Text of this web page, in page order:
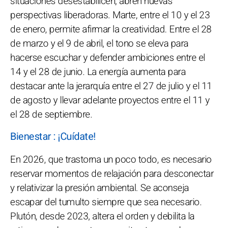
perspectivas liberadoras. Marte, entre el 10 y el 23
de enero, permite afirmar la creatividad. Entre el 28
de marzo y el 9 de abril, el tono se eleva para
hacerse escuchar y defender ambiciones entre el
14 y el 28 de junio. La energía aumenta para
destacar ante la jerarquía entre el 27 de julio y el 11
de agosto y llevar adelante proyectos entre el 11 y
el 28 de septiembre.
Bienestar : ¡Cuídate!
En 2026, que trastorna un poco todo, es necesario
reservar momentos de relajación para desconectar
y relativizar la presión ambiental. Se aconseja
escapar del tumulto siempre que sea necesario.
Plutón, desde 2023, altera el orden y debilita la